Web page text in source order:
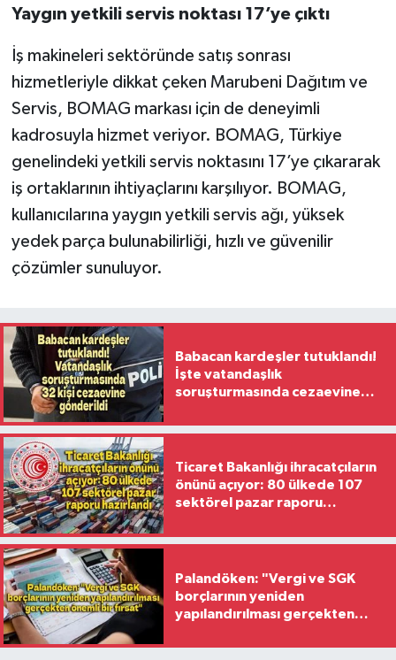
Yaygın yetkili servis noktası 17’ye çıktı
İş makineleri sektöründe satış sonrası
hizmetleriyle dikkat çeken Marubeni Dağıtım ve
Servis, BOMAG markası için de deneyimli
kadrosuyla hizmet veriyor. BOMAG, Türkiye
genelindeki yetkili servis noktasını 17’ye çıkararak
iş ortaklarının ihtiyaçlarını karşılıyor. BOMAG,
kullanıcılarına yaygın yetkili servis ağı, yüksek
yedek parça bulunabilirliği, hızlı ve güvenilir
çözümler sunuluyor.
Babacan kardeşler tutuklandı!
İşte vatandaşlık
soruşturmasında cezaevine
Ticaret Bakanlığı ihracatçıların
önünü açıyor: 80 ülkede 107
sektörel pazar raporu
Palandöken: "Vergi ve SGK
borçlarının yeniden
yapılandırılması gerçekten